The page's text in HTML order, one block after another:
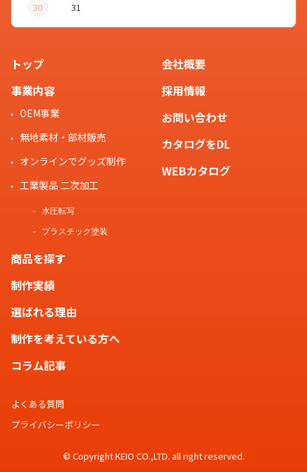
30 31
トップ
事業内容
OEM事業
無地素材・部材販売
オンラインでグッズ制作
工業製品 二次加工
水圧転写
プラスチック塗装
商品を探す
制作実績
選ばれる理由
制作を考えている方へ
コラム記事
会社概要
採用情報
お問い合わせ
カタログをDL
WEBカタログ
よくある質問
プライバシーポリシー
© Copyright KEIO CO.,LTD. all right reserved.